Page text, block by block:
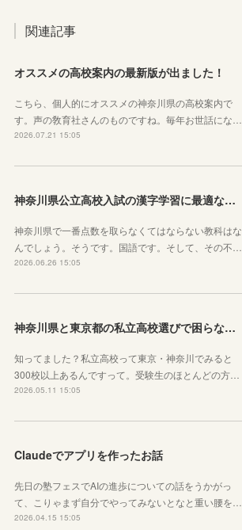
関連記事
オススメの高校案内の最新版が出ました！
こちら、個人的にオススメの神奈川県の高校案内で
す。声の敎育社さんのものですね。毎年お世話にな…
2026.07.21 15:05
神奈川県公立高校入試の漢字学習に最適な教材を紹介します！
神奈川県で一番点数を取らなくてはならない教科はな
んでしょう。そうです。国語です。そして、その不…
2026.06.26 15:05
神奈川県と東京都の私立高校選びで困らなくなるサイトを紹介するよ！
知ってました？私立高校って東京・神奈川でみると
300校以上あるんですって。受験生のほとんどの方…
2026.05.11 15:05
Claudeでアプリを作ったお話
先日の塾フェスでAIの進歩についての話をうかがっ
て、こりゃまず自分でやってみないとなと重い腰を…
2026.04.15 15:05